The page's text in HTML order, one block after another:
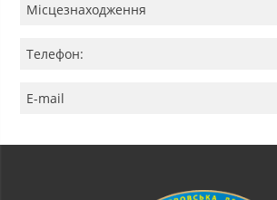
Місцезнаходження
Телефон:
E-mail